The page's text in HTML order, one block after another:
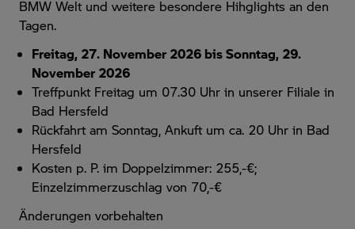
BMW Welt und weitere besondere Hihglights an den
Tagen.
Freitag, 27. November 2026 bis Sonntag, 29.
November 2026
Treffpunkt Freitag um 07.30 Uhr in unserer Filiale in
Bad Hersfeld
Rückfahrt am Sonntag, Ankuft um ca. 20 Uhr in Bad
Hersfeld
Kosten p. P. im Doppelzimmer: 255,-€;
Einzelzimmerzuschlag von 70,-€
Änderungen vorbehalten